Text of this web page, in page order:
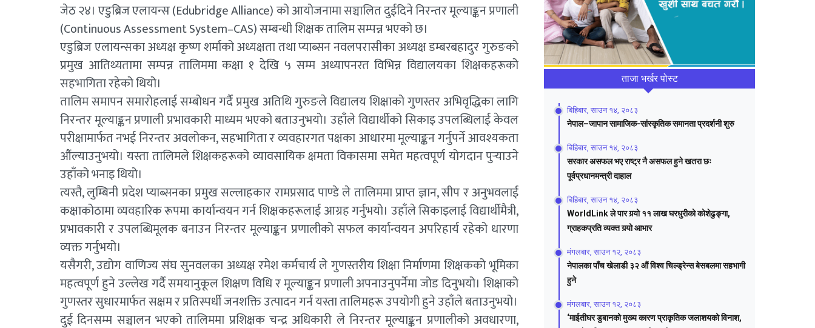
जेठ २४। एडुब्रिज एलायन्स (Edubridge Alliance) को आयोजनामा सञ्चालित दुईदिने निरन्तर मूल्याङ्कन प्रणाली
(Continuous Assessment System–CAS) सम्बन्धी शिक्षक तालिम सम्पन्न भएको छ।
एडुब्रिज एलायन्सका अध्यक्ष कृष्ण शर्माको अध्यक्षता तथा प्याब्सन नवलपरासीका अध्यक्ष डम्बरबहादुर गुरुङको
प्रमुख आतिथ्यतामा सम्पन्न तालिममा कक्षा १ देखि ५ सम्म अध्यापनरत विभिन्न विद्यालयका शिक्षकहरूको
सहभागिता रहेको थियो।
तालिम समापन समारोहलाई सम्बोधन गर्दै प्रमुख अतिथि गुरुङले विद्यालय शिक्षाको गुणस्तर अभिवृद्धिका लागि
निरन्तर मूल्याङ्कन प्रणाली प्रभावकारी माध्यम भएको बताउनुभयो। उहाँले विद्यार्थीको सिकाइ उपलब्धिलाई केवल
परीक्षामार्फत नभई निरन्तर अवलोकन, सहभागिता र व्यवहारगत पक्षका आधारमा मूल्याङ्कन गर्नुपर्ने आवश्यकता
औंल्याउनुभयो। यस्ता तालिमले शिक्षकहरूको व्यावसायिक क्षमता विकासमा समेत महत्वपूर्ण योगदान पुर्‍याउने
उहाँको भनाइ थियो।
त्यस्तै, लुम्बिनी प्रदेश प्याब्सनका प्रमुख सल्लाहकार रामप्रसाद पाण्डे ले तालिममा प्राप्त ज्ञान, सीप र अनुभवलाई
कक्षाकोठामा व्यवहारिक रूपमा कार्यान्वयन गर्न शिक्षकहरूलाई आग्रह गर्नुभयो। उहाँले सिकाइलाई विद्यार्थीमैत्री,
प्रभावकारी र उपलब्धिमूलक बनाउन निरन्तर मूल्याङ्कन प्रणालीको सफल कार्यान्वयन अपरिहार्य रहेको धारणा
व्यक्त गर्नुभयो।
यसैगरी, उद्योग वाणिज्य संघ सुनवलका अध्यक्ष रमेश कर्मचार्य ले गुणस्तरीय शिक्षा निर्माणमा शिक्षकको भूमिका
महत्वपूर्ण हुने उल्लेख गर्दै समयानुकूल शिक्षण विधि र मूल्याङ्कन प्रणाली अपनाउनुपर्नेमा जोड दिनुभयो। शिक्षाको
गुणस्तर सुधारमार्फत सक्षम र प्रतिस्पर्धी जनशक्ति उत्पादन गर्न यस्ता तालिमहरू उपयोगी हुने उहाँले बताउनुभयो।
दुई दिनसम्म सञ्चालन भएको तालिममा प्रशिक्षक चन्द्र अधिकारी ले निरन्तर मूल्याङ्कन प्रणालीको अवधारणा,
ताजा भर्खर पोस्ट
बिहिबार, साउन १४, २०८३
नेपाल–जापान सामाजिक-सांस्कृतिक समानता प्रदर्शनी शुरु
बिहिबार, साउन १४, २०८३
सरकार असफल भए राष्ट्र नै असफल हुने खतरा छः
पूर्वप्रधानमन्त्री दाहाल
बिहिबार, साउन १४, २०८३
WorldLink ले पार गर्‍यो ११ लाख घरधुरीको कोशेढुङ्गा,
ग्राहकप्रति व्यक्त गर्‍यो आभार
मंगलबार, साउन १२, २०८३
नेपालका पाँच खेलाडी ३२ औं विश्व चिल्ड्रेन्स बेसबलमा सहभागी
हुने
मंगलबार, साउन १२, २०८३
‘माईतीघर डुबानको मुख्य कारण प्राकृतिक जलाशयको विनाश,